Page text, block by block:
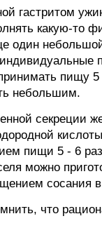
гастритом
какую-то
один
пищу
небольшим.
секреции
пищи 5 - 6
можно
сосания
что